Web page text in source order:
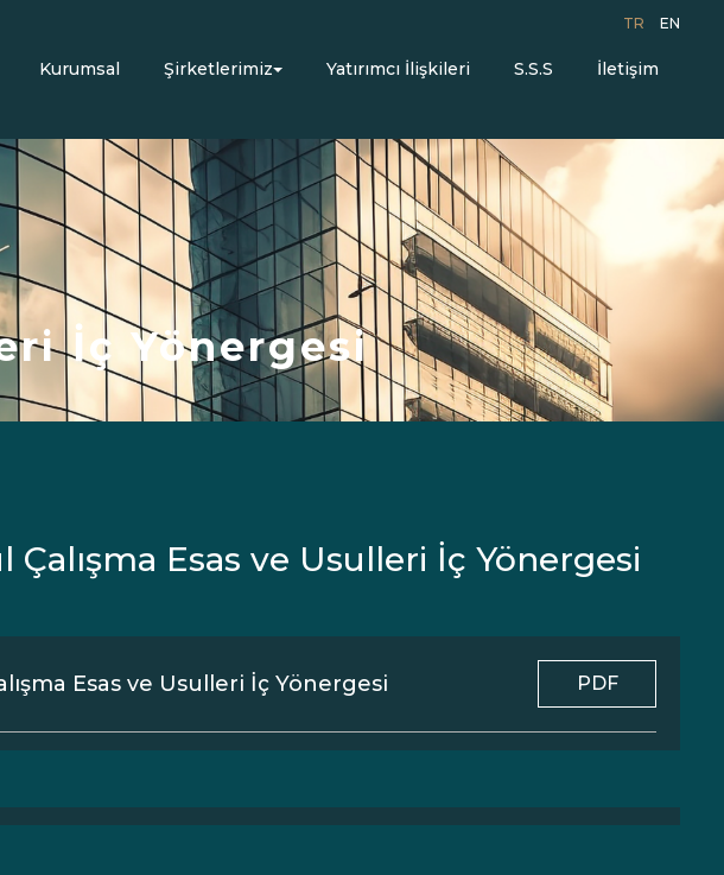
TR EN
Kurumsal Şirketlerimiz Yatırımcı İlişkileri S.S.S İletişim
İç Yönergesi
Çalışma Esas ve Usulleri İç Yönergesi
Esas ve Usulleri İç Yönergesi PDF